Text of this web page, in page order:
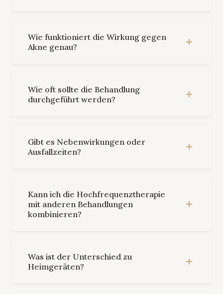
Wie funktioniert die Wirkung gegen
Akne genau?
Wie oft sollte die Behandlung
durchgeführt werden?
Gibt es Nebenwirkungen oder
Ausfallzeiten?
Kann ich die Hochfrequenztherapie
mit anderen Behandlungen
kombinieren?
Was ist der Unterschied zu
Heimgeräten?